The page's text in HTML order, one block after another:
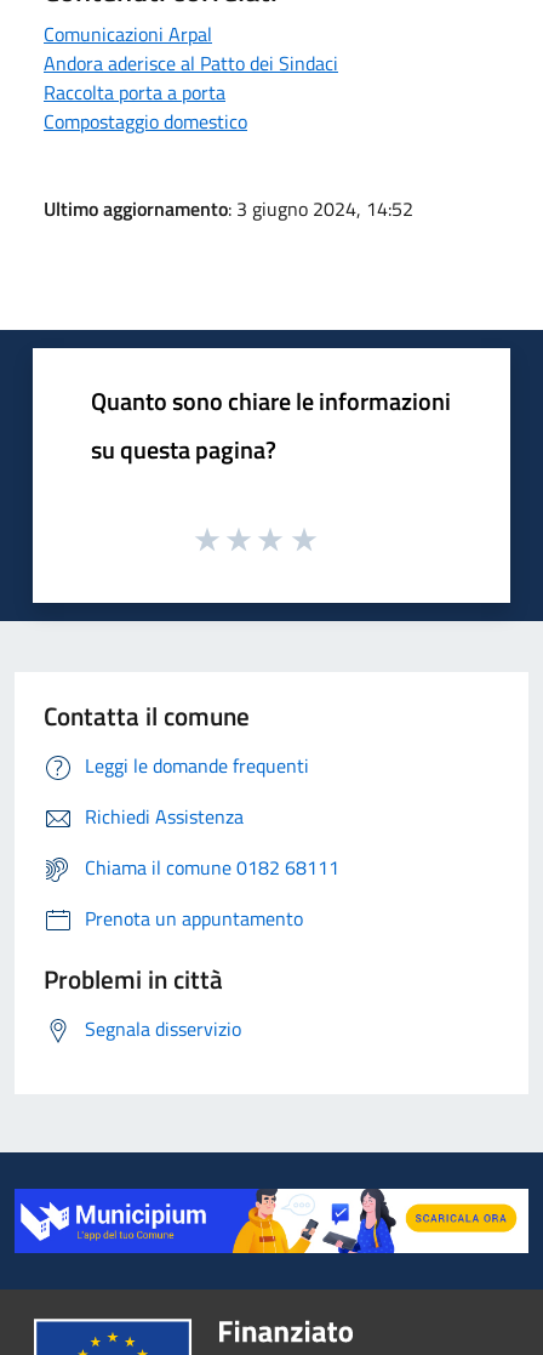
Comunicazioni Arpal
Andora aderisce al Patto dei Sindaci
Raccolta porta a porta
Compostaggio domestico
Ultimo aggiornamento: 3 giugno 2024, 14:52
Quanto sono chiare le informazioni
su questa pagina?
Contatta il comune
Leggi le domande frequenti
Richiedi Assistenza
Chiama il comune 0182 68111
Prenota un appuntamento
Problemi in città
Segnala disservizio